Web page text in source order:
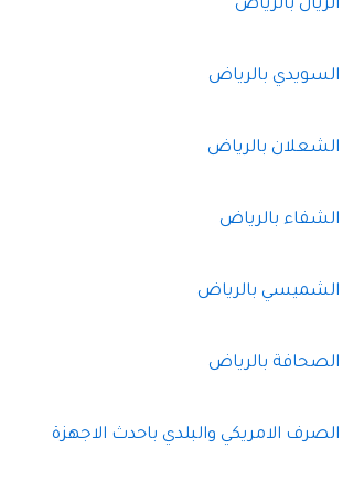
بالرياض
بالرياض
بالرياض
بالرياض
بالرياض
بالرياض
الامريكي والبلدي باحدث الاجهزة